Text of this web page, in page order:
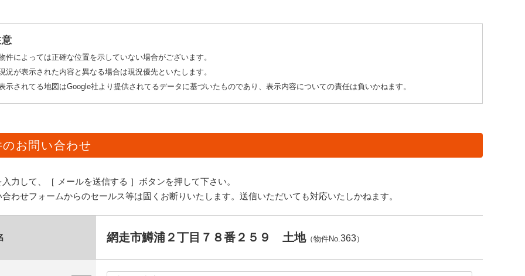
件によっては正確な位置を示していない場合がございます。
況が表示された内容と異なる場合は現況優先といたします。
示されてる地図はGoogle社より提供されてるデータに基づいたものであり、表示内容についての責任は負いかねます。
のお問い合わせ
力して、［ メールを送信する ］ボタンを押して下さい。
わせフォームからのセールス等は固くお断りいたします。送信いただいても対応いたしかねます。
網走市鱒浦２丁目７８番２５９ 土地（物件No.363）